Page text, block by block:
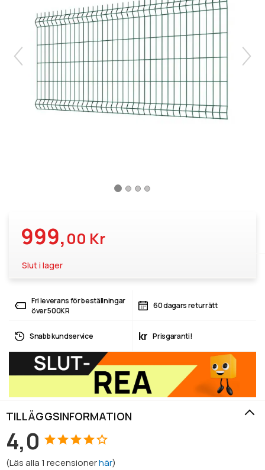
999,00 Kr
Slut i lager
Fri leverans för beställningar
över 500KR
60 dagars returrätt
Snabb kundservice kr Prisgaranti!
TILLÄGGSINFORMATION
4,0
(Läs alla1 recensionerhär)